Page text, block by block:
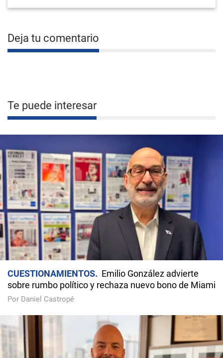
Deja tu comentario
Te puede interesar
CUESTIONAMIENTOS
Emilio González advierte
sobre rumbo político y rechaza nuevo bono de Miami
Por Daniel Castropé